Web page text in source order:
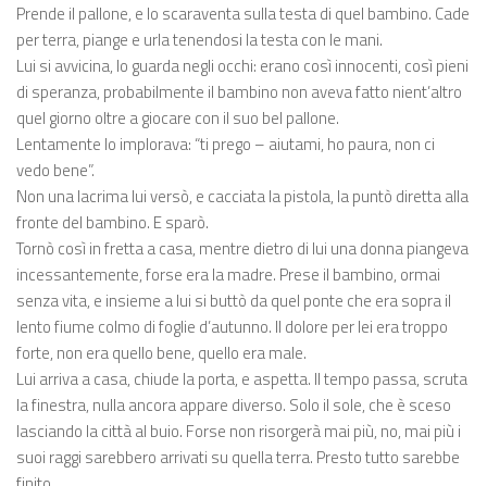
Prende il pallone, e lo scaraventa sulla testa di quel bambino. Cade
per terra, piange e urla tenendosi la testa con le mani.
Lui si avvicina, lo guarda negli occhi: erano così innocenti, così pieni
di speranza, probabilmente il bambino non aveva fatto nient’altro
quel giorno oltre a giocare con il suo bel pallone.
Lentamente lo implorava: “ti prego – aiutami, ho paura, non ci
vedo bene”.
Non una lacrima lui versò, e cacciata la pistola, la puntò diretta alla
fronte del bambino. E sparò.
Tornò così in fretta a casa, mentre dietro di lui una donna piangeva
incessantemente, forse era la madre. Prese il bambino, ormai
senza vita, e insieme a lui si buttò da quel ponte che era sopra il
lento fiume colmo di foglie d’autunno. Il dolore per lei era troppo
forte, non era quello bene, quello era male.
Lui arriva a casa, chiude la porta, e aspetta. Il tempo passa, scruta
la finestra, nulla ancora appare diverso. Solo il sole, che è sceso
lasciando la città al buio. Forse non risorgerà mai più, no, mai più i
suoi raggi sarebbero arrivati su quella terra. Presto tutto sarebbe